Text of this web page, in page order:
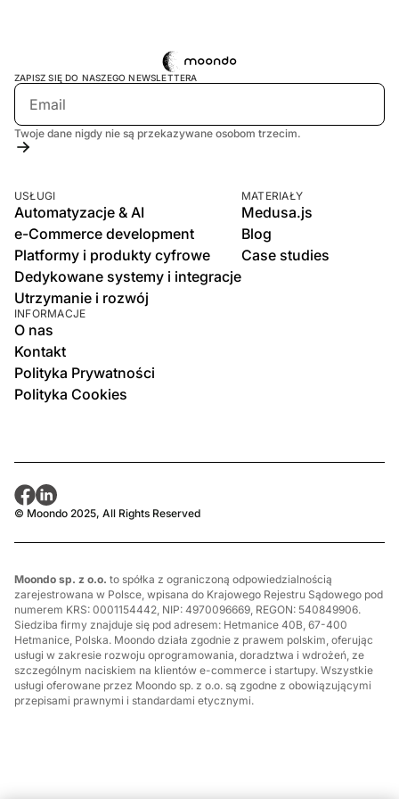
ZAPISZ SIĘ DO NASZEGO NEWSLETTERA
Twoje dane nigdy nie są przekazywane osobom trzecim.
USŁUGI
Automatyzacje & AI
e-Commerce development
Platformy i produkty cyfrowe
Dedykowane systemy i integracje
Utrzymanie i rozwój
MATERIAŁY
Medusa.js
Blog
Case studies
INFORMACJE
O nas
Kontakt
Polityka Prywatności
Polityka Cookies
© Moondo 2025, All Rights Reserved
Moondo sp. z o.o. to spółka z ograniczoną odpowiedzialnością
zarejestrowana w Polsce, wpisana do Krajowego Rejestru Sądowego pod
numerem KRS: 0001154442, NIP: 4970096669, REGON: 540849906.
Siedziba firmy znajduje się pod adresem: Hetmanice 40B, 67-400
Hetmanice, Polska. Moondo działa zgodnie z prawem polskim, oferując
usługi w zakresie rozwoju oprogramowania, doradztwa i wdrożeń, ze
szczególnym naciskiem na klientów e-commerce i startupy. Wszystkie
usługi oferowane przez Moondo sp. z o.o. są zgodne z obowiązującymi
przepisami prawnymi i standardami etycznymi.